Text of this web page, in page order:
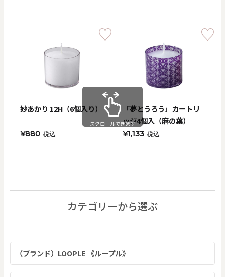
妙あかり 12H（6個入り）
¥880 税込
「夢とうろう」カートリ
ッジ4個入（麻の葉）
¥1,133 税込
スクロールできます
カテゴリーから選ぶ
（ブランド）LOOPLE 《ループル》